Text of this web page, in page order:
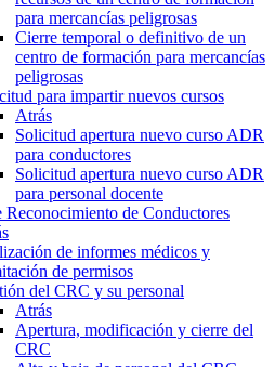
para mercancías peligrosas
Cierre temporal o definitivo de un
centro de formación para mercancías
peligrosas
para impartir nuevos cursos
Atrás
Solicitud apertura nuevo curso ADR
para conductores
Solicitud apertura nuevo curso ADR
para personal docente
Reconocimiento de Conductores
de informes médicos y
de permisos
del CRC y su personal
Atrás
Apertura, modificación y cierre del
CRC